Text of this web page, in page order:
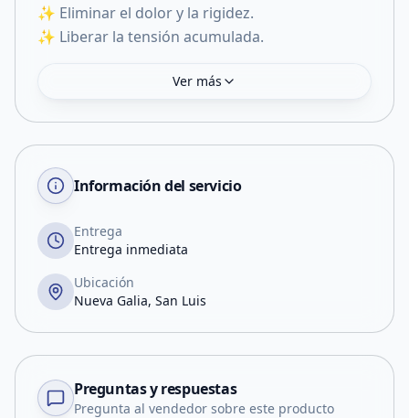
✨ Eliminar el dolor y la rigidez.
✨ Liberar la tensión acumulada.
Ver más
Información del servicio
Entrega
Entrega inmediata
Ubicación
Nueva Galia, San Luis
Preguntas y respuestas
Pregunta al vendedor sobre este producto